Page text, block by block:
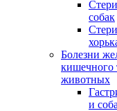
собак
Болезни
кишечного
животных
и